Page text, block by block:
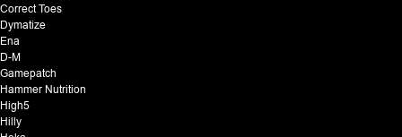
Correct Toes
Dymatize
Ena
D-M
Gamepatch
Hammer Nutrition
High5
Hilly